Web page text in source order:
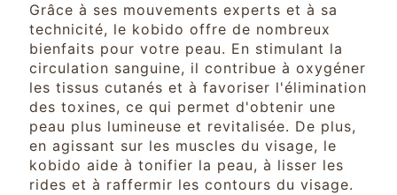
Grâce à ses mouvements experts et à sa
technicité, le kobido offre de nombreux
bienfaits pour votre peau. En stimulant la
circulation sanguine, il contribue à oxygéner
les tissus cutanés et à favoriser l'élimination
des toxines, ce qui permet d'obtenir une
peau plus lumineuse et revitalisée. De plus,
en agissant sur les muscles du visage, le
kobido aide à tonifier la peau, à lisser les
rides et à raffermir les contours du visage.